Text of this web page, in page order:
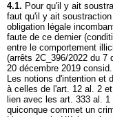
4.1. Pour qu'il y ait
faut qu'il y ait
obligation légale
faute de ce dernier
entre le comportement
(arrêts 2C_396/2022 du 7
20 décembre 2019
Les notions d'intention et
à celles de l'art. 12 al. 2
lien avec les art. 333 al. 1
quiconque commet un